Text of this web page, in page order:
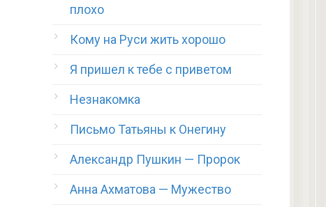
плохо
Кому на Руси жить хорошо
Я пришел к тебе с приветом
Незнакомка
Письмо Татьяны к Онегину
Александр Пушкин — Пророк
Анна Ахматова — Мужество